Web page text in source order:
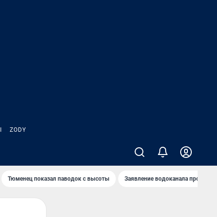
ZODY
Тюменец показал паводок с высоты Заявление водоканала про